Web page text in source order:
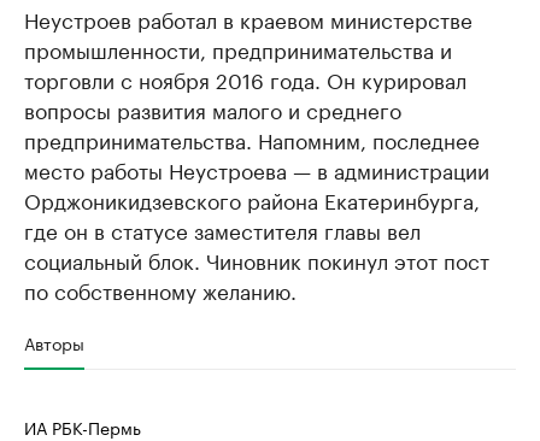
Неустроев работал в краевом министерстве
промышленности, предпринимательства и
торговли с ноября 2016 года. Он курировал
вопросы развития малого и среднего
предпринимательства. Напомним, последнее
место работы Неустроева — в администрации
Орджоникидзевского района Екатеринбурга,
где он в статусе заместителя главы вел
социальный блок. Чиновник покинул этот пост
по собственному желанию.
Авторы
ИА РБК-Пермь